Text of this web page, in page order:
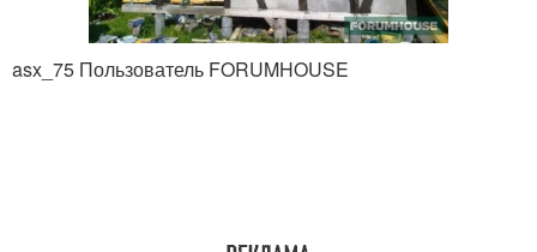
asx_75 Пользователь FORUMHOUSE